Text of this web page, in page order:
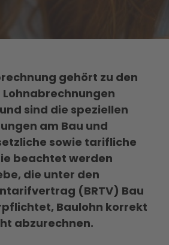
gehört zu den
sind die speziellen
am Bau und
sowie tarifliche
beachtet werden
die unter den
(BRTV) Bau
Baulohn korrekt
abzurechnen.